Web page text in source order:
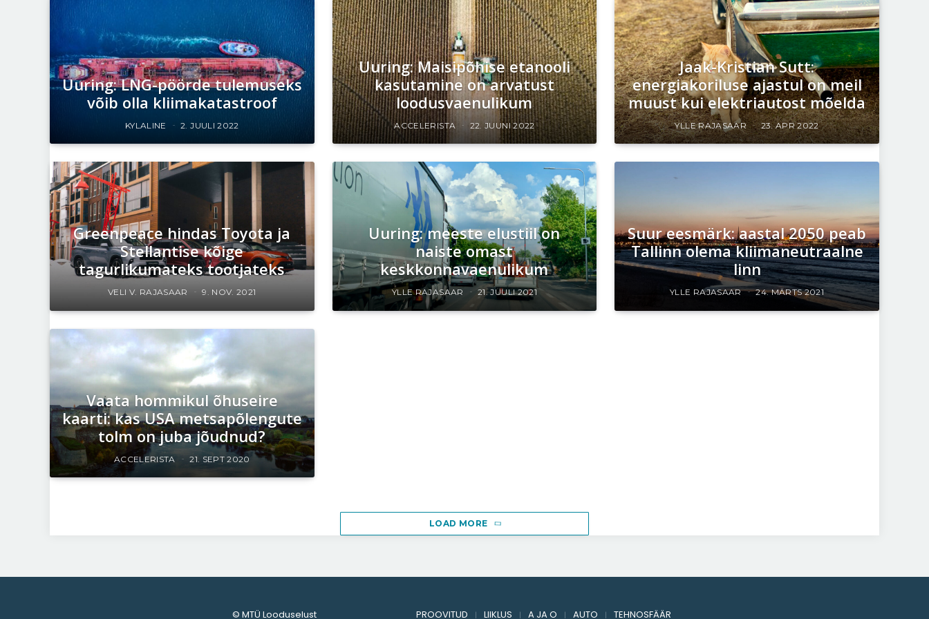
Uuring: LNG-pöörde tulemuseks
võib olla kliimakatastroof
KYLALINE 2. JUULI 2022
Uuring: Maisipõhise etanooli
kasutamine on arvatust
loodusvaenulikum
ACCELERISTA 22. JUUNI 2022
Jaak-Kristian Sutt:
energiakoriluse ajastul on meil
muust kui elektriautost mõelda
YLLE RAJASAAR 23. APR 2022
Greenpeace hindas Toyota ja
Stellantise kõige
tagurlikumateks tootjateks
VELI V. RAJASAAR 9. NOV. 2021
Uuring: meeste elustiil on
naiste omast
keskkonnavaenulikum
YLLE RAJASAAR 21. JUULI 2021
Suur eesmärk: aastal 2050 peab
Tallinn olema kliimaneutraalne
linn
YLLE RAJASAAR 24. MÄRTS 2021
Vaata hommikul õhuseire
kaarti: kas USA metsapõlengute
tolm on juba jõudnud?
ACCELERISTA 21. SEPT 2020
LOAD MORE
© MTÜ Looduselust PROOVITUD LIIKLUS A JA O AUTO TEHNOSFÄÄR